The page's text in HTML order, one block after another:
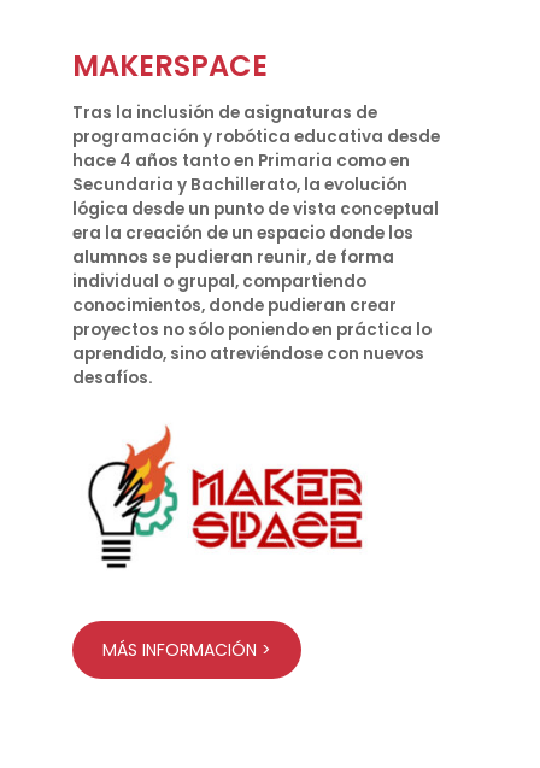
MAKERSPACE
Tras la inclusión de asignaturas de
programación y robótica educativa desde
hace 4 años tanto en Primaria como en
Secundaria y Bachillerato, la evolución
lógica desde un punto de vista conceptual
era la creación de un espacio donde los
alumnos se pudieran reunir, de forma
individual o grupal, compartiendo
conocimientos, donde pudieran crear
proyectos no sólo poniendo en práctica lo
aprendido, sino atreviéndose con nuevos
desafíos.
MÁS INFORMACIÓN >